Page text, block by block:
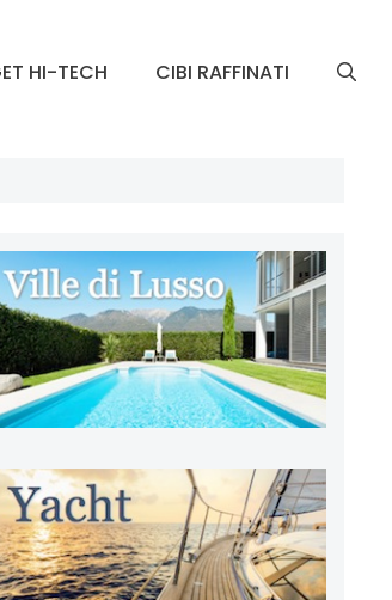
HI-TECH CIBI RAFFINATI